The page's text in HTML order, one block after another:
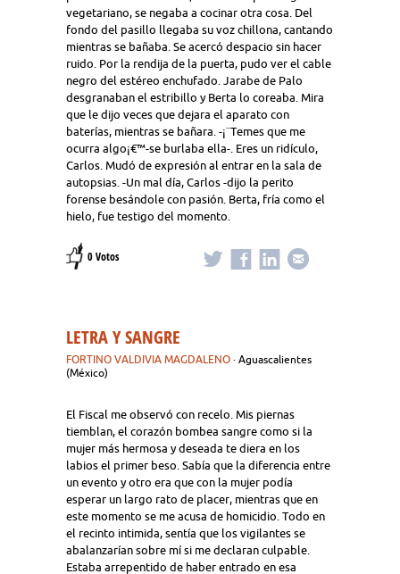
vegetariano, se negaba a cocinar otra cosa. Del
fondo del pasillo llegaba su voz chillona, cantando
mientras se bañaba. Se acercó despacio sin hacer
ruido. Por la rendija de la puerta, pudo ver el cable
negro del estéreo enchufado. Jarabe de Palo
desgranaban el estribillo y Berta lo coreaba. Mira
que le dijo veces que dejara el aparato con
baterías, mientras se bañara. -¡¨Temes que me
ocurra algo¡€™-se burlaba ella-. Eres un ridículo,
Carlos. Mudó de expresión al entrar en la sala de
autopsias. -Un mal día, Carlos -dijo la perito
forense besándole con pasión. Berta, fría como el
hielo, fue testigo del momento.
0 Votos
LETRA Y SANGRE
FORTINO VALDIVIA MAGDALENO · Aguascalientes
(México)
El Fiscal me observó con recelo. Mis piernas
tiemblan, el corazón bombea sangre como si la
mujer más hermosa y deseada te diera en los
labios el primer beso. Sabía que la diferencia entre
un evento y otro era que con la mujer podía
esperar un largo rato de placer, mientras que en
este momento se me acusa de homicidio. Todo en
el recinto intimida, sentía que los vigilantes se
abalanzarían sobre mí si me declaran culpable.
Estaba arrepentido de haber entrado en esa